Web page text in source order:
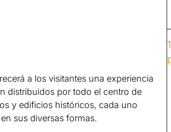
a los visitantes una experiencia
distribuidos por todo el centro de
y edificios históricos, cada uno
sus diversas formas.